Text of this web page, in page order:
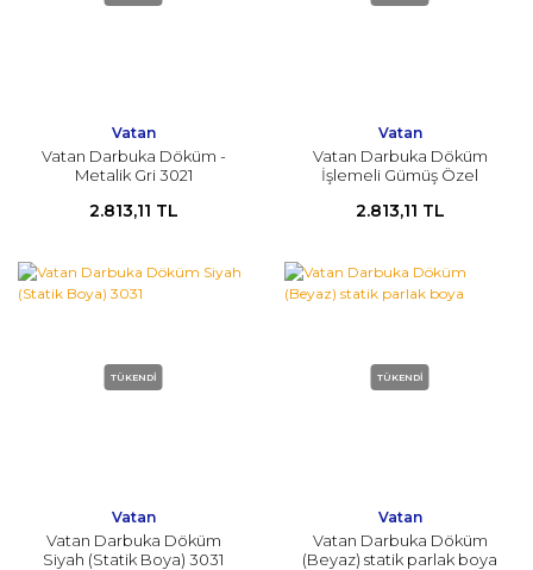
Vatan
Vatan Darbuka Döküm -
Metalik Gri 3021
2.813,11 TL
Vatan
Vatan Darbuka Döküm
İşlemeli Gümüş Özel
2.813,11 TL
TÜKENDİ
Vatan
Vatan Darbuka Döküm
Siyah (Statik Boya) 3031
TÜKENDİ
Vatan
Vatan Darbuka Döküm
(Beyaz) statik parlak boya